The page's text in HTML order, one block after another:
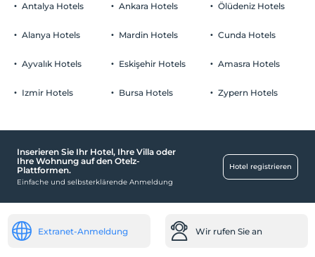
Soyunma Kabinleri
Plajda Ayrılmış Şezlong Alanı
Parken
Kostenlos Parkplatz, öffentlich
Arbeitsplätze
Kopierservice
Barrierefrei
Rauchen
Der Aufenthalt für Kleinkinder bis zum Alter von 2 ist
Zimmer kostenlos
Antalya Hotels
Alanya Hotels
Ayvalık Hotels
Izmir Hotels
Ankara Hotels
Mardin Hotels
Eskişehir Hotels
Bursa Hotels
Ölüdeniz Hotels
Cunda Hotels
Amasra Hotels
Zypern Hotels
Inserieren Sie Ihr Hotel, Ihre Villa oder
Ihre Wohnung auf den Otelz-
Plattformen.
Einfache und selbsterklärende Anmeldung
Hotel registrieren
Extranet-Anmeldung Wir rufen Sie an